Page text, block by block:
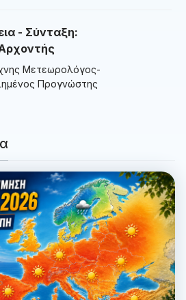
- Σύνταξη:
Μετεωρολόγος-
Προγνώστης